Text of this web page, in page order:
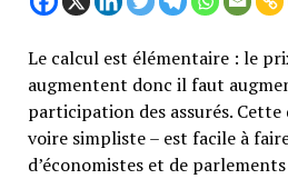
Le calcul est élémentaire : le
augmentent donc il faut
participation des assurés.
voire simpliste – est facile à
d’économistes et de